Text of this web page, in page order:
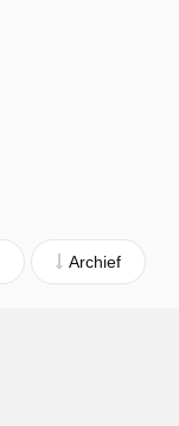
Archief